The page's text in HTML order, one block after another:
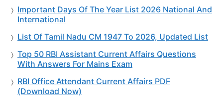
Important Days Of The Year List 2026 National And
International
List Of Tamil Nadu CM 1947 To 2026, Updated List
Top 50 RBI Assistant Current Affairs Questions
With Answers For Mains Exam
RBI Office Attendant Current Affairs PDF
(Download Now)